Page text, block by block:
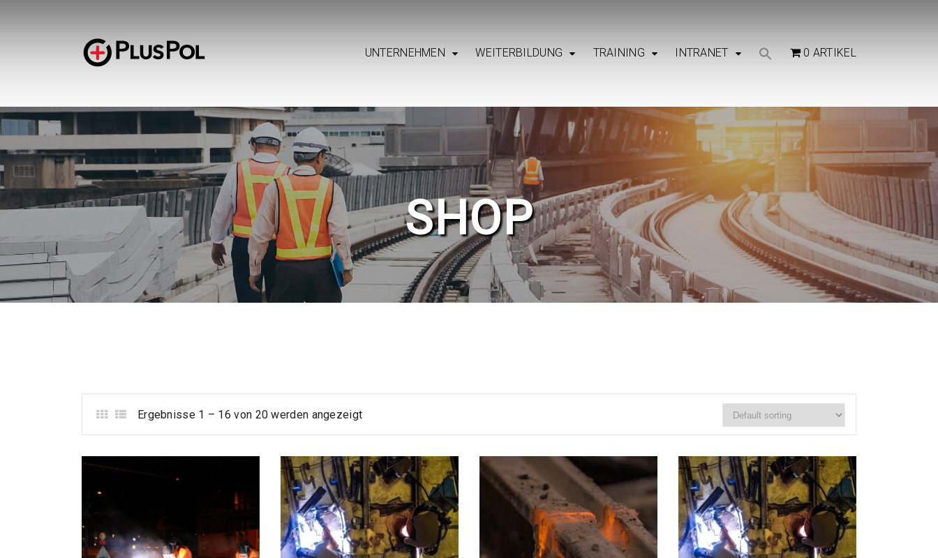
UNTERNEHMEN WEITERBILDUNG TRAINING INTRANET 0 ARTIKEL
SHOP
Ergebnisse 1 – 16 von 20 werden angezeigt